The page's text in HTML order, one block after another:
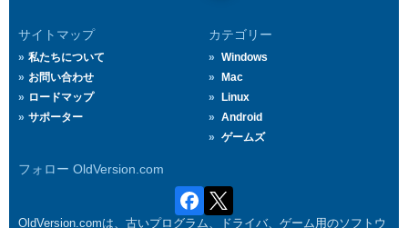
サイトマップ
私たちについて
お問い合わせ
ロードマップ
サポーター
カテゴリー
Windows
Mac
Linux
Android
ゲームズ
フォロー OldVersion.com
OldVersion.comは、古いプログラム、ドライバ、ゲーム用のソフトウ